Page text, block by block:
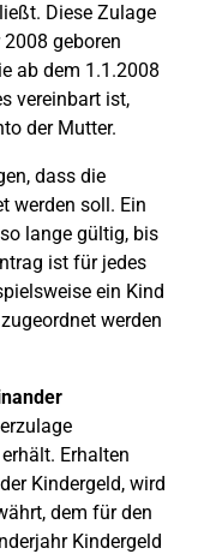
Diese Zulage
geboren
ab dem 1.1.2008
vereinbart ist,
der Mutter.
dass die
werden soll. Ein
lange gültig, bis
ist für jedes
ein Kind
werden
Erhalten
Kindergeld, wird
dem für den
Kindergeld